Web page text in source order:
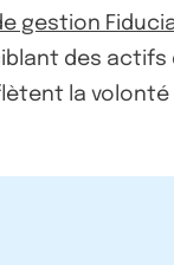
gestion
des
la